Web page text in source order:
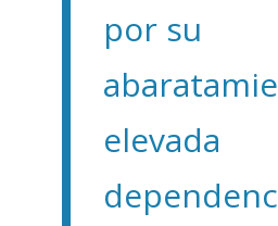
por su
elevada